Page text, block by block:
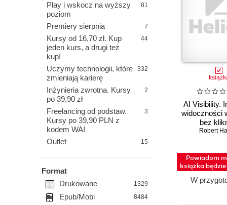
Play i wskocz na wyższy
poziom
81
Premiery sierpnia 7
Kursy od 16,70 zł. Kup
jeden kurs, a drugi też
kup!
44
Uczymy technologii, które
zmieniają karierę
332
Inżynieria zwrotna. Kursy
po 39,90 zł
2
Freelancing od podstaw.
Kursy po 39,90 PLN z
kodem WAI
3
Outlet 15
Format
Drukowane
1329
Epub/Mobi 8484
AI Visibility.
widoczności
bez
Robert
Powiadom
książka
W